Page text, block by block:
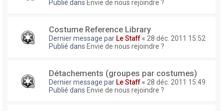
Publié dans Envie de nous rejoindre ?
Costume Reference Library
Dernier message par Le Staff « 28 déc. 2011 15:52
Publié dans Envie de nous rejoindre ?
Détachements (groupes par costumes)
Dernier message par Le Staff « 28 déc. 2011 15:49
Publié dans Envie de nous rejoindre ?